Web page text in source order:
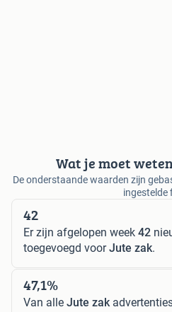
Wat je moet
De onderstaande waarden zijn
ingestelde
42
Er zijn afgelopen week 42
toegevoegd voorJute zak.
47,1%
Van alle Jute zak